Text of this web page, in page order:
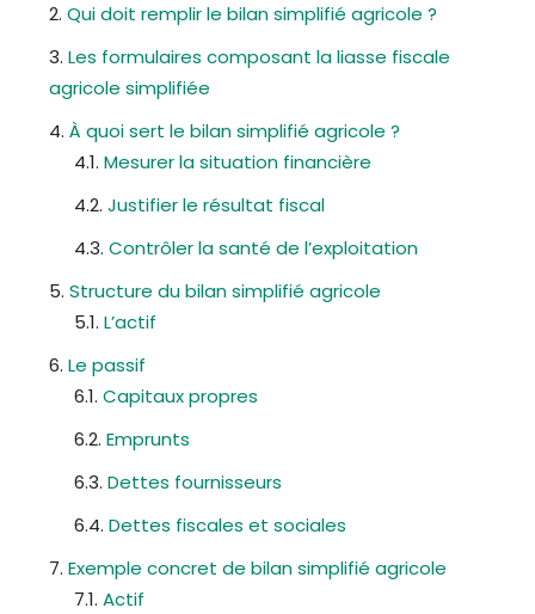
Qui doit remplir le bilan simplifié agricole ?
Les formulaires composant la liasse fiscale
agricole simplifiée
À quoi sert le bilan simplifié agricole ?
Mesurer la situation financière
Justifier le résultat fiscal
Contrôler la santé de l’exploitation
Structure du bilan simplifié agricole
L’actif
Le passif
Capitaux propres
Emprunts
Dettes fournisseurs
Dettes fiscales et sociales
Exemple concret de bilan simplifié agricole
Actif